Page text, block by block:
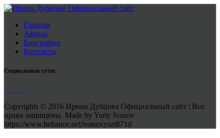
Главная
Афиша
Биография
Контакты
Социальные сети:
Copyrights © 2016 Ирина Дубцова Официальный сайт | Все
права защищены. Made by Yuriy Ivanov
https://www.behance.net/ivanovyuri871d